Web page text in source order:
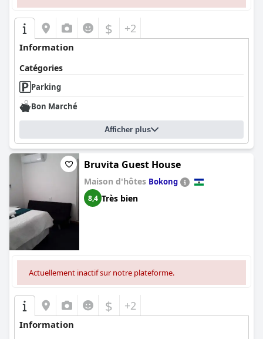
$ +2
Information
Catégories
Parking
Bon Marché
Afficher plus
Bruvita Guest House
Maison d'hôtes Bokong
8,4 Très bien
Actuellement inactif sur notre plateforme.
$ +2
Information